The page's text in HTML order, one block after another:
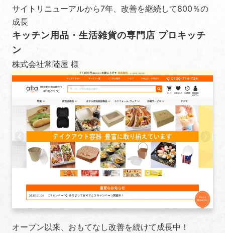
サイトリニューアルから7年、改善を継続して800％の
成長
キッチン用品・生活雑貨の専門店 プロキッチ
ン
株式会社常陸屋 様
オープン以来、おもてなし改善を続けて成長中！